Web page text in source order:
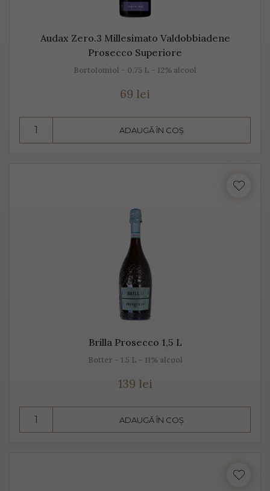
Audax Zero.3 Millesimato Valdobbiadene
Prosecco Superiore
Bortolomiol - 0.75 L - 12% alcool
69 lei
ADAUGĂ ÎN COȘ
Brilla Prosecco 1,5 L
Botter - 1.5 L - 11% alcool
139 lei
ADAUGĂ ÎN COȘ